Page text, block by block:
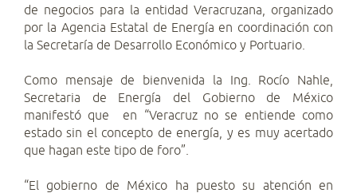
de negocios para la entidad Veracruzana, organizado
por la Agencia Estatal de Energía en coordinación con
la Secretaría de Desarrollo Económico y Portuario.
Como mensaje de bienvenida la Ing. Rocío Nahle,
Secretaria de Energía del Gobierno de México
manifestó que en “Veracruz no se entiende como
estado sin el concepto de energía, y es muy acertado
que hagan este tipo de foro”.
“El gobierno de México ha puesto su atención en